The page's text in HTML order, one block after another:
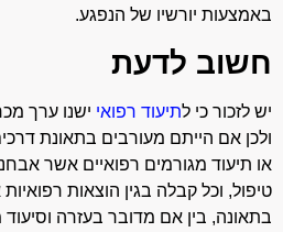
באמצעות יורשיו של הנפגע.
חשוב לדעת
יש לזכור כי לתיעוד רפואיישנו ערך
ולכן אם הייתם מעורבים בתאונת
או תיעוד מגורמים רפואיים אשר
טיפול, וכל קבלה בגין הוצאות
בתאונה, בין אם מדובר בעזרה וסיעוד